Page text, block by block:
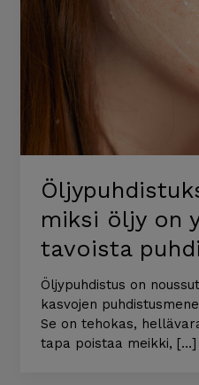
miksi öljy on
tavoista
Öljypuhdistus on
kasvojen
Se on tehokas,
tapa poistaa meikki, […]